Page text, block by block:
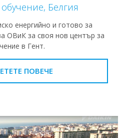
Белгия
енергийно и готово за
ОВиК за своя нов център за
в Гент.
ПОВЕЧЕ